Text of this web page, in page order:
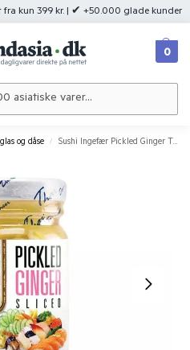
kun 399 kr. | ✔ +50.000 glade kunder
0
og dåse / Sushi Ingefær Pickled Ginger Thai Dancer 100 g.